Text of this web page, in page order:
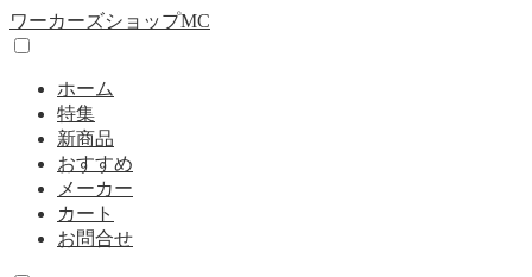
ワーカーズショップMC
ホーム
特集
新商品
おすすめ
メーカー
カート
お問合せ